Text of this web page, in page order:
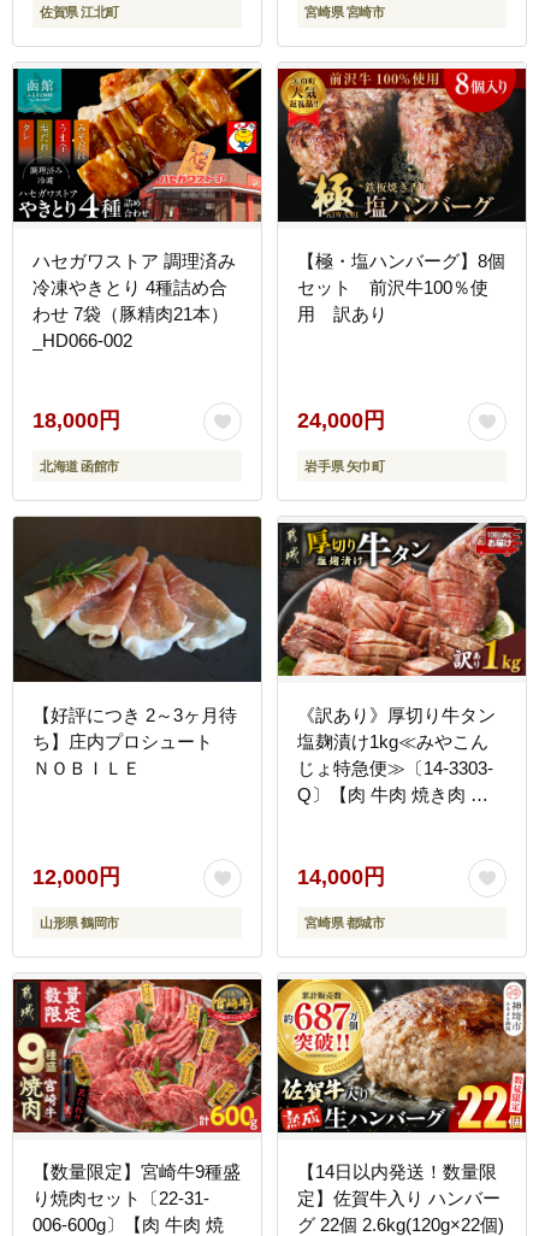
佐賀県 江北町 宮崎県 宮崎市
ハセガワストア 調理済み
冷凍やきとり 4種詰め合
わせ 7袋（豚精肉21本）
_HD066-002
18,000円
北海道 函館市
【極・塩ハンバーグ】8個
セット 前沢牛100％使
用 訳あり
24,000円
岩手県 矢巾町
【好評につき 2～3ヶ月待
ち】庄内プロシュート
ＮＯＢＩＬＥ
12,000円
山形県 鶴岡市
《訳あり》厚切り牛タン
塩麹漬け1kg≪みやこん
じょ特急便≫〔14-3303-
Q〕【肉 牛肉 焼き肉 焼
14,000円
宮崎県 都城市
【数量限定】宮崎牛9種盛
り焼肉セット〔22-31-
006-600g〕【肉 牛肉 焼
【14日以内発送！数量限
定】佐賀牛入り ハンバー
グ 22個 2.6kg(120g×22個)